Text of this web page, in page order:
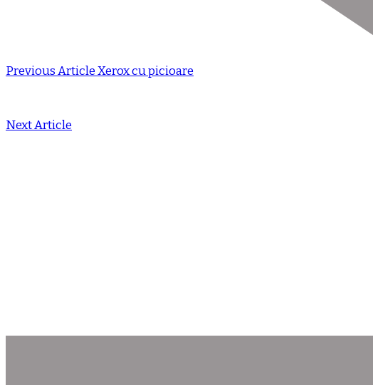
Previous ArticleXerox cu picioare
Next Article